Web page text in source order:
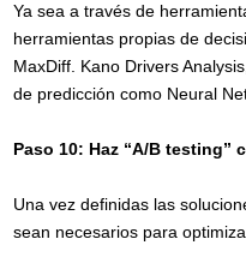
Ya sea a través de
herramientas propias de
MaxDiff. Kano Drivers
de predicción como Neural
Paso 10: Haz “A/B testing”
Una vez definidas las
sean necesarios para